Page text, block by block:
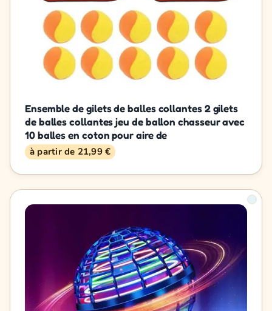
Ensemble de gilets de balles collantes 2 gilets
de balles collantes jeu de ballon chasseur avec
10 balles en coton pour aire de
à partir de 21,99 €